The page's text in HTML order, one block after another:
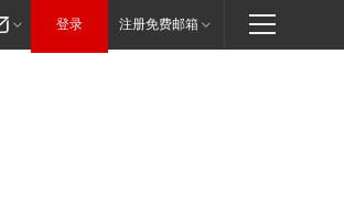
登录 注册免费邮箱